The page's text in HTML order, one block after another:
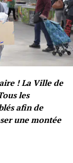
! La Ville de
les
afin de
une montée